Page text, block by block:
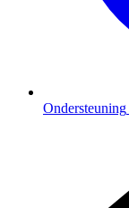
Ondersteuning